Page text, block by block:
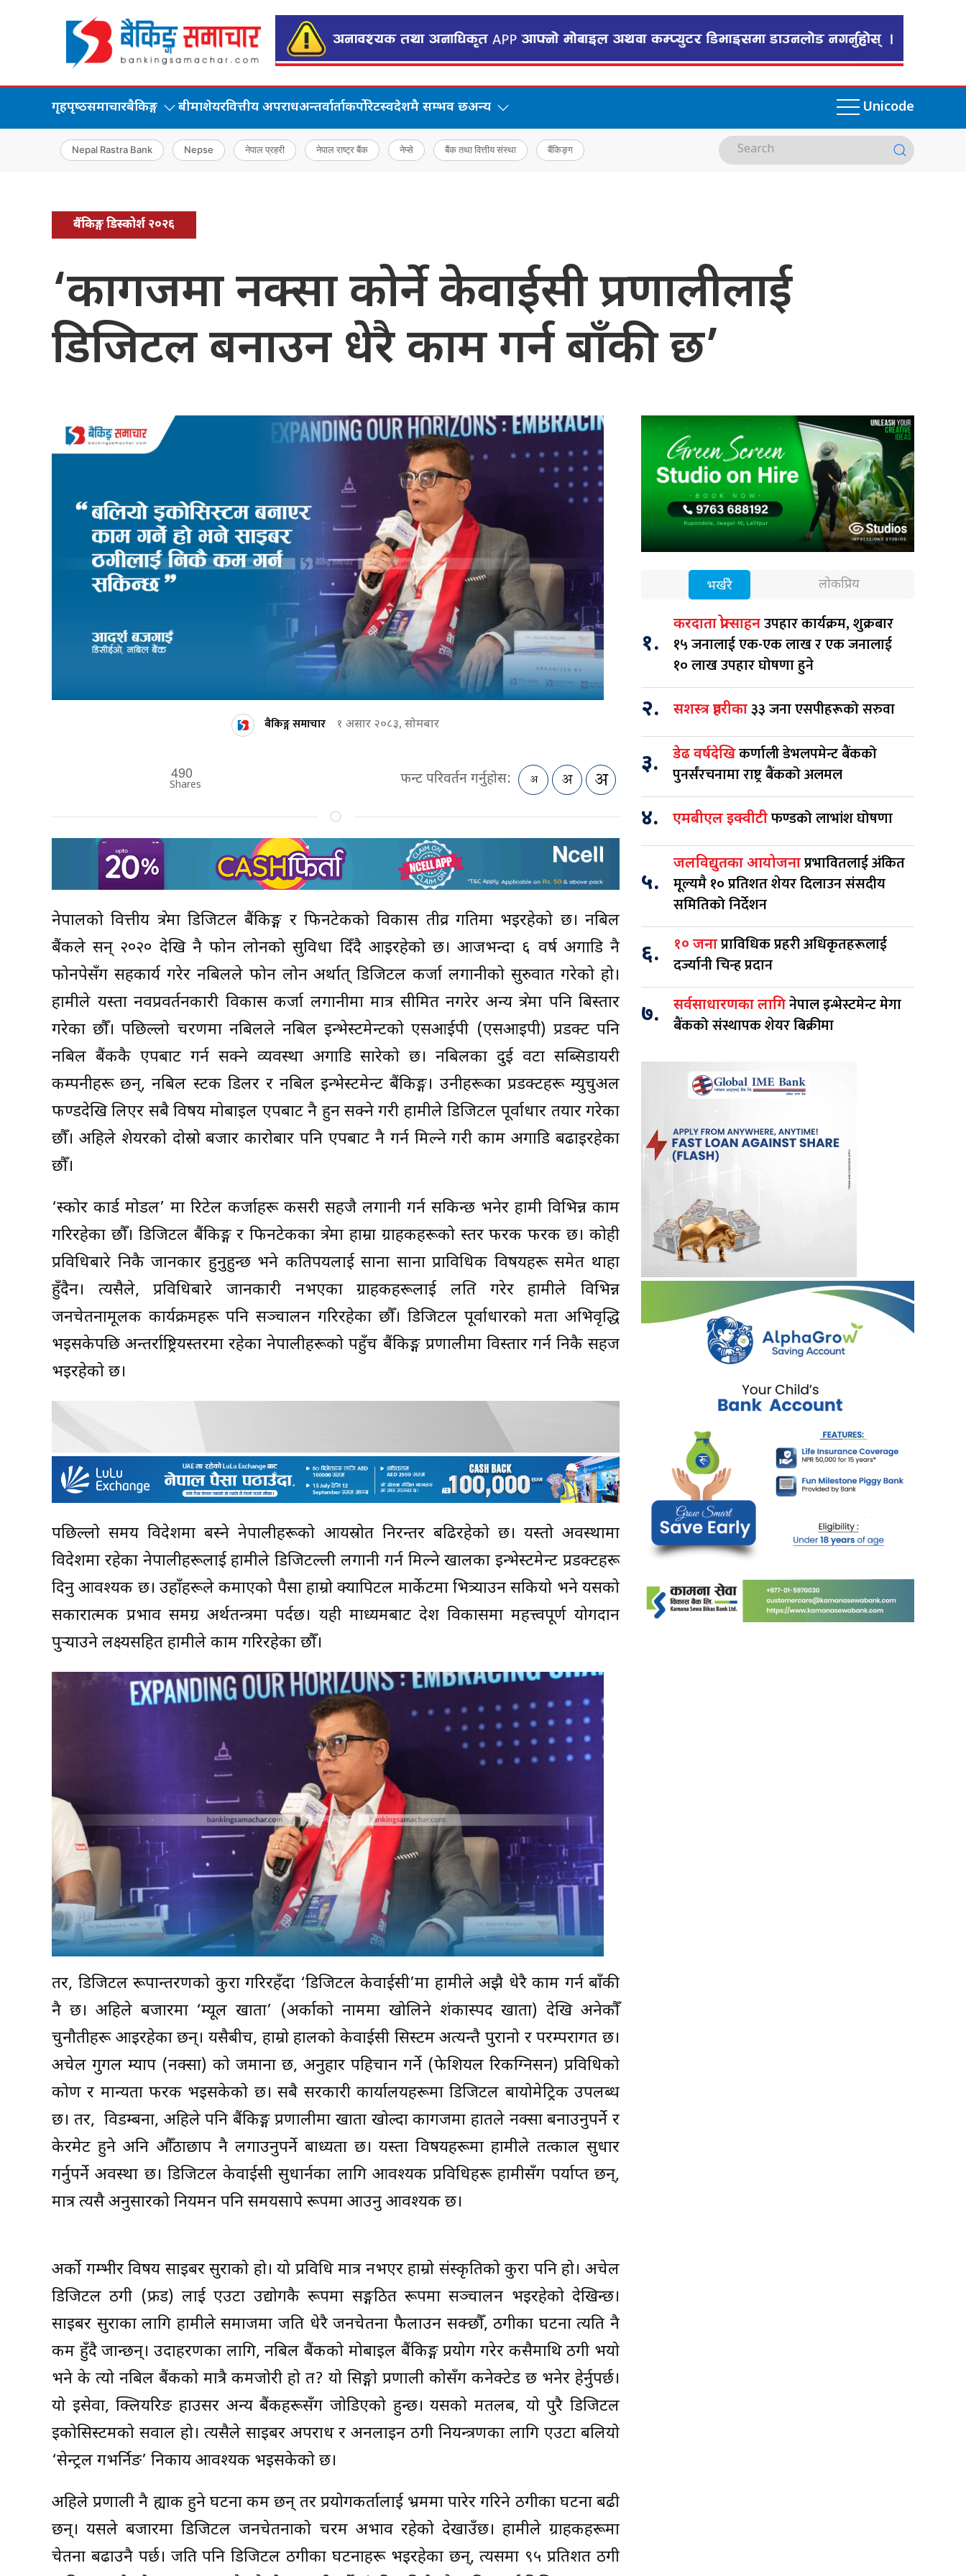
गृहपृष्‍ठसमाचारबैकिङ्ग बीमाशेयरवित्तीय अपराधअन्तर्वार्ताकर्पोरेटस्वदेशमै सम्भव छअन्य Unicode
Nepal Rastra Bank Nepse नेपाल प्रहरी नेपाल राष्ट्र बैंक नेप्से बैंक तथा वित्तीय संस्था बैंकिङ्ग
बैंकिङ्ग डिस्कोर्श २०२६
‘कागजमा नक्सा कोर्ने केवाईसी प्रणालीलाई
डिजिटल बनाउन धेरै काम गर्न बाँकी छ’
बैकिङ्ग समाचार १ असार २०८३, सोमबार
490
Shares फन्ट परिवर्तन गर्नुहोस:
नेपालको वित्तीय क्षेत्रमा डिजिटल बैंकिङ्ग र फिनटेकको विकास तीव्र गतिमा भइरहेको छ। नबिल
बैंकले सन् २०२० देखि नै फोन लोनको सुविधा दिँदै आइरहेको छ। आजभन्दा ६ वर्ष अगाडि नै
फोनपेसँग सहकार्य गरेर नबिलले फोन लोन अर्थात् डिजिटल कर्जा लगानीको सुरुवात गरेको हो।
हामीले यस्ता नवप्रवर्तनकारी विकास कर्जा लगानीमा मात्र सीमित नगरेर अन्य क्षेत्रमा पनि बिस्तार
गरेका छौँ। पछिल्लो चरणमा नबिलले नबिल इन्भेस्टमेन्टको एसआईपी (एसआइपी) प्रडक्ट पनि
नबिल बैंककै एपबाट गर्न सक्ने व्यवस्था अगाडि सारेको छ। नबिलका दुई वटा सब्सिडायरी
कम्पनीहरू छन्, नबिल स्टक डिलर र नबिल इन्भेस्टमेन्ट बैंकिङ्ग। उनीहरूका प्रडक्टहरू म्युचुअल
फण्डदेखि लिएर सबै विषय मोबाइल एपबाट नै हुन सक्ने गरी हामीले डिजिटल पूर्वाधार तयार गरेका
छौँ। अहिले शेयरको दोस्रो बजार कारोबार पनि एपबाट नै गर्न मिल्ने गरी काम अगाडि बढाइरहेका
छौँ।
‘स्कोर कार्ड मोडल’ मा रिटेल कर्जाहरू कसरी सहजै लगानी गर्न सकिन्छ भनेर हामी विभिन्न काम
गरिरहेका छौँ। डिजिटल बैंकिङ्ग र फिनटेकका क्षेत्रमा हाम्रा ग्राहकहरूको स्तर फरक फरक छ। कोही
प्रविधिबारे निकै जानकार हुनुहुन्छ भने कतिपयलाई साना साना प्राविधिक विषयहरू समेत थाहा
हुँदैन। त्यसैले, प्रविधिबारे जानकारी नभएका ग्राहकहरूलाई लक्षित गरेर हामीले विभिन्न
जनचेतनामूलक कार्यक्रमहरू पनि सञ्चालन गरिरहेका छौँ। डिजिटल पूर्वाधारको क्षमता अभिवृद्धि
भइसकेपछि अन्तर्राष्ट्रियस्तरमा रहेका नेपालीहरूको पहुँच बैंकिङ्ग प्रणालीमा विस्तार गर्न निकै सहज
भइरहेको छ।
पछिल्लो समय विदेशमा बस्ने नेपालीहरूको आयस्रोत निरन्तर बढिरहेको छ। यस्तो अवस्थामा
विदेशमा रहेका नेपालीहरूलाई हामीले डिजिटल्ली लगानी गर्न मिल्ने खालका इन्भेस्टमेन्ट प्रडक्टहरू
दिनु आवश्यक छ। उहाँहरूले कमाएको पैसा हाम्रो क्यापिटल मार्केटमा भित्र्याउन सकियो भने यसको
सकारात्मक प्रभाव समग्र अर्थतन्त्रमा पर्दछ। यही माध्यमबाट देश विकासमा महत्त्वपूर्ण योगदान
पुर्‍याउने लक्ष्यसहित हामीले काम गरिरहेका छौँ।
तर, डिजिटल रूपान्तरणको कुरा गरिरहँदा ‘डिजिटल केवाईसी’मा हामीले अझै धेरै काम गर्न बाँकी
नै छ। अहिले बजारमा ‘म्यूल खाता’ (अर्काको नाममा खोलिने शंकास्पद खाता) देखि अनेकौँ
चुनौतीहरू आइरहेका छन्। यसैबीच, हाम्रो हालको केवाईसी सिस्टम अत्यन्तै पुरानो र परम्परागत छ।
अचेल गुगल म्याप (नक्सा) को जमाना छ, अनुहार पहिचान गर्ने (फेशियल रिकग्निसन) प्रविधिको
कोण र मान्यता फरक भइसकेको छ। सबै सरकारी कार्यालयहरूमा डिजिटल बायोमेट्रिक उपलब्ध
छ। तर, विडम्बना, अहिले पनि बैंकिङ्ग प्रणालीमा खाता खोल्दा कागजमा हातले नक्सा बनाउनुपर्ने र
केरमेट हुने अनि औँठाछाप नै लगाउनुपर्ने बाध्यता छ। यस्ता विषयहरूमा हामीले तत्काल सुधार
गर्नुपर्ने अवस्था छ। डिजिटल केवाईसी सुधार्नका लागि आवश्यक प्रविधिहरू हामीसँग पर्याप्त छन्,
मात्र त्यसै अनुसारको नियमन पनि समयसापेक्ष रूपमा आउनु आवश्यक छ।
अर्को गम्भीर विषय साइबर सुरक्षाको हो। यो प्रविधि मात्र नभएर हाम्रो संस्कृतिको कुरा पनि हो। अचेल
डिजिटल ठगी (फ्रड) लाई एउटा उद्योगकै रूपमा सङ्गठित रूपमा सञ्चालन भइरहेको देखिन्छ।
साइबर सुरक्षाका लागि हामीले समाजमा जति धेरै जनचेतना फैलाउन सक्छौँ, ठगीका घटना त्यति नै
कम हुँदै जान्छन्। उदाहरणका लागि, नबिल बैंकको मोबाइल बैंकिङ्ग प्रयोग गरेर कसैमाथि ठगी भयो
भने के त्यो नबिल बैंकको मात्रै कमजोरी हो त? यो सिङ्गो प्रणाली कोसँग कनेक्टेड छ भनेर हेर्नुपर्छ।
यो इसेवा, क्लियरिङ हाउसर अन्य बैंकहरूसँग जोडिएको हुन्छ। यसको मतलब, यो पुरै डिजिटल
इकोसिस्टमको सवाल हो। त्यसैले साइबर अपराध र अनलाइन ठगी नियन्त्रणका लागि एउटा बलियो
‘सेन्ट्रल गभर्निङ’ निकाय आवश्यक भइसकेको छ।
अहिले प्रणाली नै ह्याक हुने घटना कम छन् तर प्रयोगकर्तालाई भ्रममा पारेर गरिने ठगीका घटना बढी
छन्। यसले बजारमा डिजिटल जनचेतनाको चरम अभाव रहेको देखाउँछ। हामीले ग्राहकहरूमा
चेतना बढाउनै पर्छ। जति पनि डिजिटल ठगीका घटनाहरू भइरहेका छन्, त्यसमा ९५ प्रतिशत ठगी
भर्खरै लोकप्रिय
१.
करदाता प्रोत्साहनउपहार कार्यक्रम, शुक्रबार
१५ जनालाई एक-एक लाख र एक जनालाई
१० लाख उपहार घोषणा हुने
२. सशस्त्र प्रहरीका३३ जना एसपीहरूको सरुवा
३. डेढ वर्षदेखिकर्णाली डेभलपमेन्ट बैंकको
पुनर्संरचनामा राष्ट्र बैंकको अलमल
४. एमबीएल इक्वीटीफण्डको लाभांश घोषणा
५.
जलविद्युतका आयोजनाप्रभावितलाई अंकित
मूल्यमै १० प्रतिशत शेयर दिलाउन संसदीय
समितिको निर्देशन
६. १० जनाप्राविधिक प्रहरी अधिकृतहरूलाई
दर्ज्यानी चिन्ह प्रदान
७. सर्वसाधारणका लागिनेपाल इन्भेस्टमेन्ट मेगा
बैंकको संस्थापक शेयर बिक्रीमा